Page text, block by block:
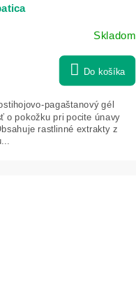
Skladom
Do košíka
pagaštanový gél
o pokožku pri pocite únavy
rastlinné extrakty z